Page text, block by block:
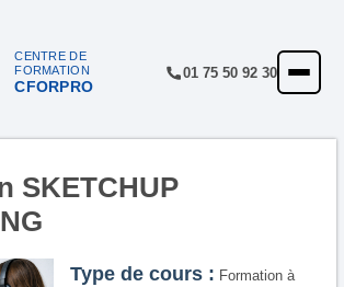
CENTRE DE
FORMATION
CFORPRO
01 75 50 92 30
ACCUEIL
SKETCHUP
Type de cours : Formation à